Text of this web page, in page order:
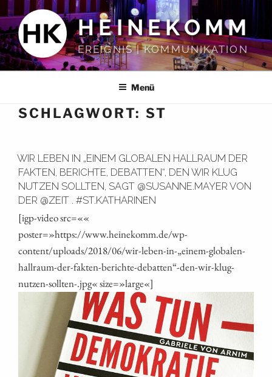
Inhalt
springen
HEINEKOMM
EREIGNIS | KOMMUNIKATION
Menü
SCHLAGWORT: ST
WIR LEBEN IN „EINEM GLOBALEN HALLRAUM DER
FAKTEN, BERICHTE, DEBATTEN“, DEN WIR KLUG
NUTZEN SOLLTEN, SAGT @SUSANNE.MAYER VON
DER @ZEIT . #ST.KATHARINEN
[igp-video src=««
poster=»https://www.heinekomm.de/wp-
content/uploads/2018/06/wir-leben-in-„einem-globalen-
hallraum-der-fakten-berichte-debatten“-den-wir-klug-
nutzen-sollten-.jpg« size=»large«]